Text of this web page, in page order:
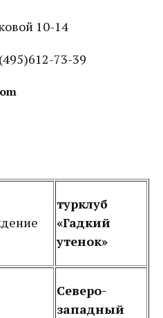
10-14
73-39
турклуб
«Гадкий
утенок»
Северо-
западный